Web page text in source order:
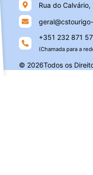
Rua do
+351 232 871
(Chamada para a
© 2026Todos os